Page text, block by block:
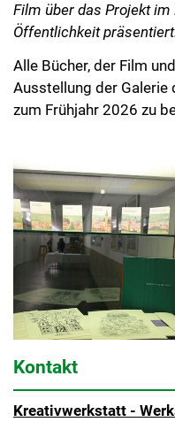
Film über das Projekt
Öffentlichkeit
Alle Bücher, der Film
Ausstellung der
zum Frühjahr 2026 zu
Kontakt
Kreativwerkstatt -